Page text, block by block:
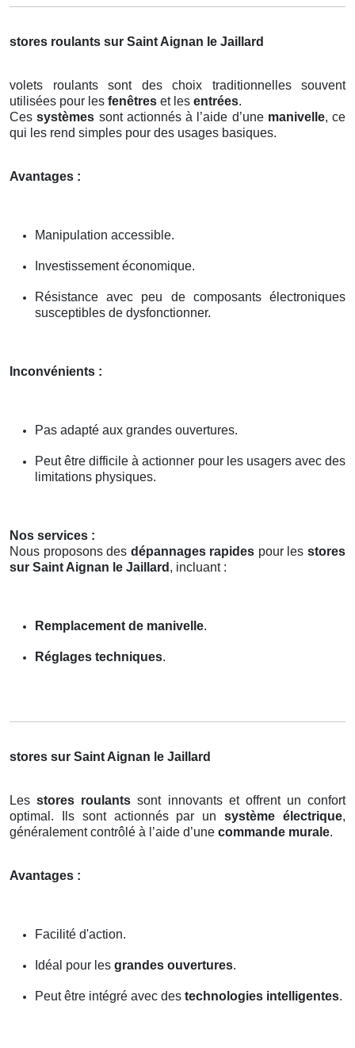
stores roulants sur Saint Aignan le Jaillard
volets roulants sont des choix traditionnelles souvent
utilisées pour les fenêtres et les entrées.
Cessystèmes sont actionnés à l’aide d’une manivelle, ce
qui les rend simples pour des usages basiques.
Avantages :
Manipulation accessible.
Investissement économique.
Résistance avec peu de composants électroniques
susceptibles de dysfonctionner.
Inconvénients :
Pas adapté aux grandes ouvertures.
Peut être difficile à actionner pour les usagers avec des
limitations physiques.
Nos services :
Nous proposons des dépannages rapides pour lesstores
sur Saint Aignan le Jaillard , incluant :
Remplacement de manivelle.
Réglages techniques.
stores sur Saint Aignan le Jaillard
Lesstores roulants sont innovants et offrent un confort
optimal. Ils sont actionnés par unsystème électrique,
généralement contrôlé à l’aide d’une commande murale.
Avantages :
Facilité d'action.
Idéal pour les grandes ouvertures.
Peut être intégré avec des technologies intelligentes.